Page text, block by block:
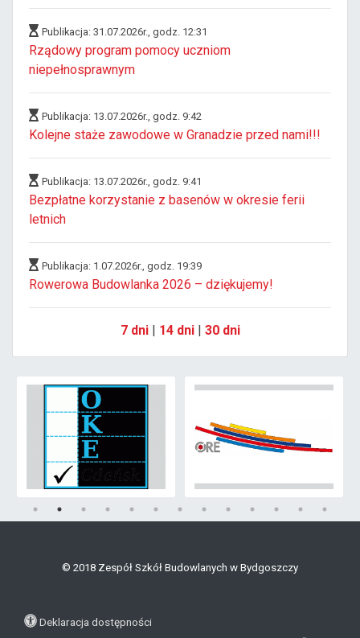
Publikacja: 31.07.2026r., godz. 12:31
Rządowy program pomocy uczniom
niepełnosprawnym
Publikacja: 13.07.2026r., godz. 9:42
Kolejne staże zawodowe w Granadzie przed nami!!!
Publikacja: 13.07.2026r., godz. 9:41
Bezpłatne korzystanie z basenów w okresie ferii
letnich
Publikacja: 1.07.2026r., godz. 19:39
Rowerowa Budowlanka 2026 – dziękujemy!
7 dni| 14 dni| 30 dni
© 2018 Zespół Szkół Budowlanych w Bydgoszczy
Deklaracja dostępności